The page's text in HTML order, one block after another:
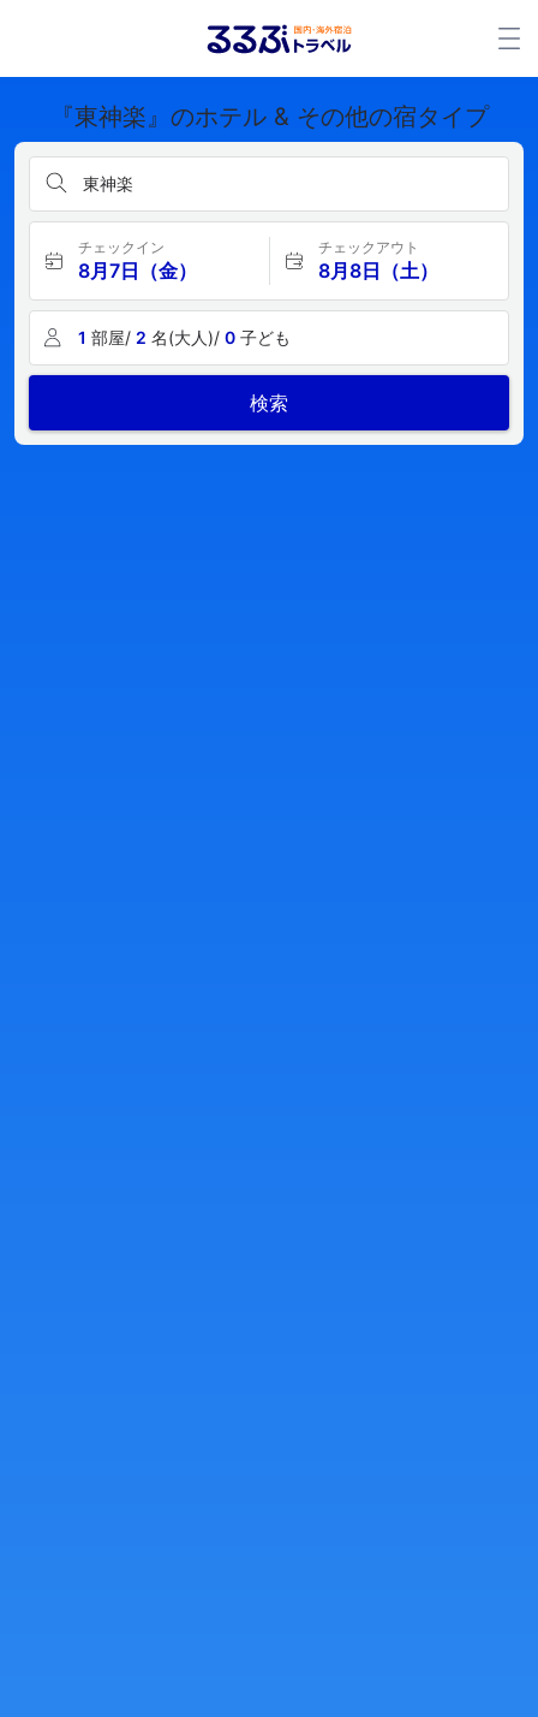
『東神楽』のホテル & その他の宿タイプ
東神楽
チェックイン
8月7日（金）
チェックアウト
8月8日（土）
1 部屋/ 2 名(大人)/ 0 子ども
検索